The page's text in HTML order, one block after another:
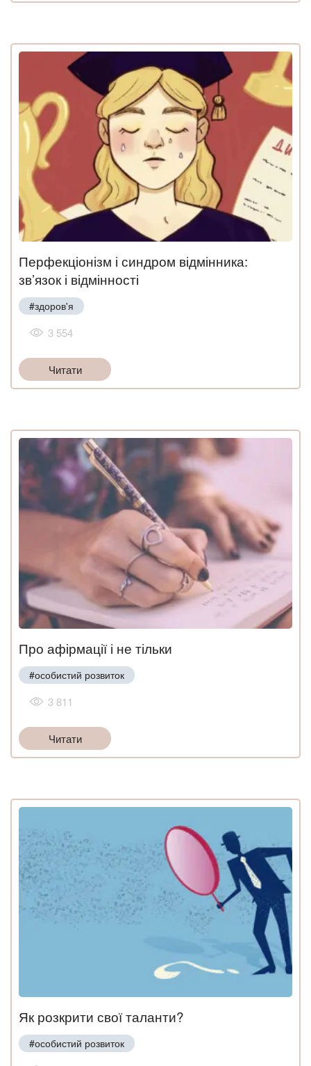
Перфекціонізм і синдром відмінника:
зв’язок і відмінності
#здоров'я
3 554
Читати
Про афірмації і не тільки
#особистий розвиток
3 811
Читати
Як розкрити свої таланти?
#особистий розвиток